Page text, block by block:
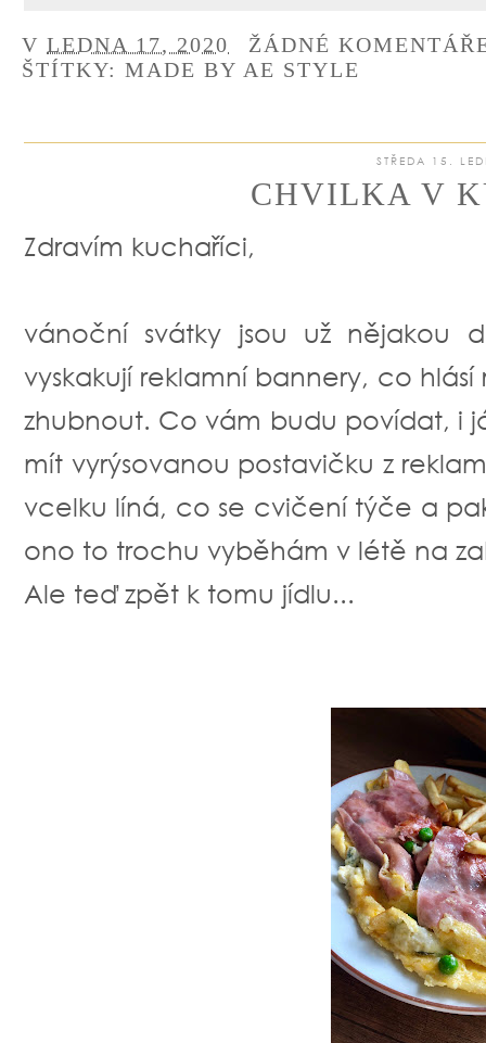
V LEDNA 17, 2020
ŽÁDNÉ
ŠTÍTKY: MADE BY AE STYLE
STŘEDA 15.
CHVILKA V
Zdravím kuchaříci,
vánoční svátky jsou už nějakou
vyskakují reklamní bannery, co
zhubnout. Co vám budu povídat, i
mít vyrýsovanou postavičku z
vcelku líná, co se cvičení týče a
ono to trochu vyběhám v létě na
Ale teď zpět k tomu jídlu...